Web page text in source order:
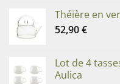
Théière en
52,90€
Lot de 4
Aulica